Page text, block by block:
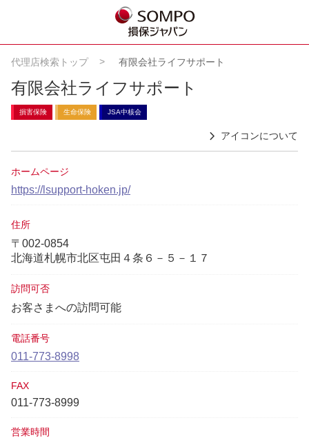
代理店検索トップ 有限会社ライフサポート
有限会社ライフサポート
損害保険 生命保険 JSA中核会
アイコンについて
ホームページ
https://lsupport-hoken.jp/
住所
〒002-0854
北海道札幌市北区屯田４条６－５－１７
訪問可否
お客さまへの訪問可能
電話番号
011-773-8998
FAX
011-773-8999
営業時間